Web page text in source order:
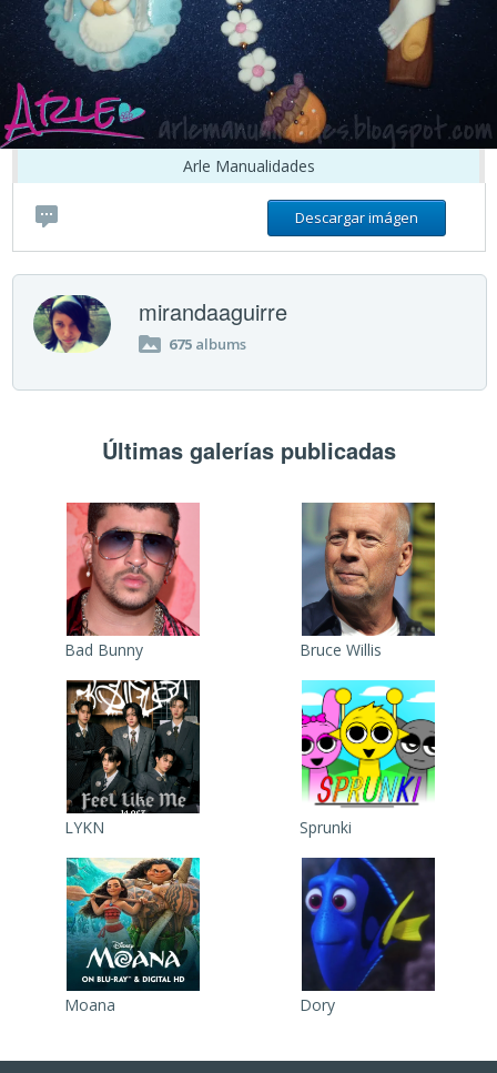
Arle Manualidades
Descargar imágen
mirandaaguirre
675 albums
Últimas galerías publicadas
Bad Bunny Bruce Willis
LYKN Sprunki
Moana Dory